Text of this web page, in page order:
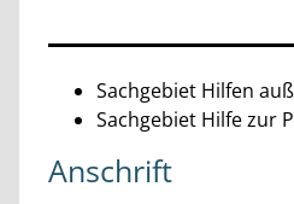
Beschreibung
Sachgebiet Hilfen
Sachgebiet Hilfe zur
Anschrift